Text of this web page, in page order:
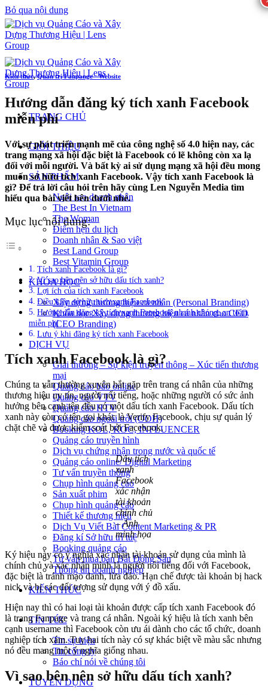
Bỏ qua nội dung
TRANG CHỦ
GIỚI THIỆU
SẢN PHẨM
Ngôi sao doanh nhân
The Best In Vietnam
The Woman
Điểm hẹn du lịch
Doanh nhân & Sao việt
Best Land Group
Best Vitamin Group
KHÓA HỌC
Xây dựng thương hiệu cá nhân (Personal Branding)
Khóa học Xây dựng thương hiệu cá nhân cho CEO
(CEO Branding)
DỊCH VỤ
Giải thưởng – Sự kiện truyền thông – Xúc tiến thương
mại
Quảng cáo báo online
Quảng cáo VTV
Quảng cáo HTV
Quảng cáo ngoài trời (OOH)
Booking KOL, KOC, INFLUENCER
Quảng cáo truyền hình
Dịch vụ chứng nhận trong nước và quốc tế
Quảng cáo online/ Digital Marketing
Tư vấn truyền thông
Chụp hình quảng cáo
Sản xuất phim
Chụp hình quảng cáo
Thiết kế thương hiệu
Dịch Vụ Viết Bài Content Marketing & PR
Đăng kí Sở hữu trí tuệ
Booking quảng cáo
Tư vấn mua bán Bất Động Sản
Thông tin doanh nghiệp
KIẾN THỨC
TIN TỨC
Tin sự kiện
Tin công ty
Báo chí nói về chúng tôi
TUYỂN DỤNG
Kiến thức,Quản trị Fanpange - Website
Hướng dẫn đăng ký tích xanh Facebook
miễn phí
Với sự phát triển mạnh mẽ của công nghệ số 4.0 hiện nay, các
trang mạng xã hội đặc biệt là Facebook có lẽ không còn xa lạ
đối với mỗi người. Và bất kỳ ai sử dụng mạng xã hội đều mong
muốn sở hữu tích xanh Facebook. Vậy tích xanh Facebook là
gì? Để trả lời câu hỏi trên hãy cùng Len Nguyễn Media tìm
hiểu qua bài viết bên dưới nhé.
Mục lục nội dung:
Tích xanh Facebook là gì?
Vì sao bên nên sở hữu dấu tích xanh?
Lợi ích của tích xanh Facebook
Điều kiện sở hữu tích xanh Facebook
Hướng dẫn đăng ký tích xanh Facebook nhanh chóng, an toàn,
miễn phí
Lưu ý khi đăng ký tích xanh Facebook
Tích xanh Facebook là gì?
Chúng ta vẫn thường xuyên bắt gặp trên trang cá nhân của những
thương hiệu uy tín, người nổi tiếng, hoặc những người có sức ảnh
hưởng bên cạnh tên đều có một dấu tích xanh Facebook. Dấu tích
xanh này còn có tên gọi khác là Verify Facebook, chịu sự quản lý
chặt chẽ và được kiểm soát bởi Facebook.
Dấu tích
xanh
Facebook
xác nhận
tài khoản
chính chủ
– Ảnh
minh họa
Ký hiệu này có ý nghĩa xác nhận tài khoản sử dụng của mình là
chính chủ và xác nhận mình là người nổi tiếng đối với Facebook,
đặc biệt là tránh mạo danh, lừa đảo. Hạn chế được tài khoản bị hack
nick và bị các đối tượng sử dụng với ý đồ xấu.
Hiện nay thì có hai loại tài khoản được cấp tích xanh Facebook đó
là trang Fanpage và trang cá nhân. Ngoài ký hiệu là tích xanh bên
cạnh username thì Facebook còn ưu ái dành cho các tổ chức, doanh
nghiệp tích xám. Tuy hai tích này có sự khác biệt về màu sắc nhưng
nó đều mang một ý nghĩa giống nhau.
Vì sao bên nên sở hữu dấu tích xanh?